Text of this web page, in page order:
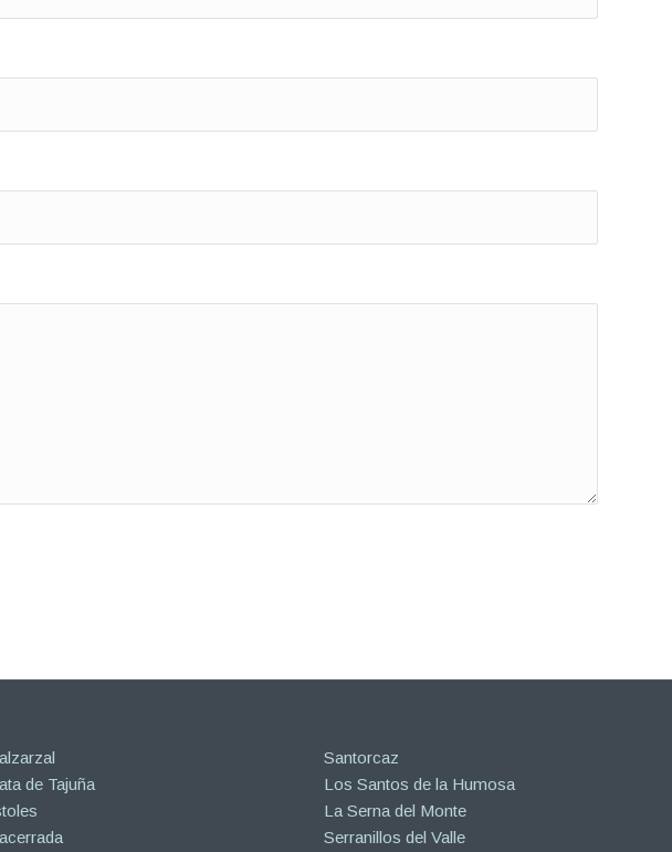
de Tajuña
Santorcaz
Los Santos de la Humosa
La Serna del Monte
Serranillos del Valle